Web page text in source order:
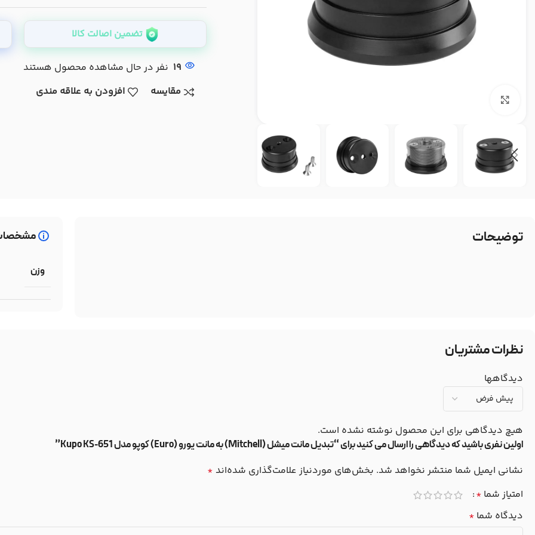
تضمین اصالت کالا
19 نفر در حال مشاهده محصول هستند
مقایسه
افزودن به علاقه مندی
توضیحات
وزن
نظرات مشتریان
دیدگاهها
هیچ دیدگاهی برای این محصول نوشته نشده است.
اولین نفری باشید که دیدگاهی را ارسال می کنید برای “تبدیل مانت میشل (Mitchell) به مانت یورو (Euro) کوپو مدل Kupo KS-651”
نشانی ایمیل شما منتشر نخواهد شد. بخش‌های موردنیاز علامت‌گذاری شده‌اند *
امتیاز شما *
دیدگاه شما *